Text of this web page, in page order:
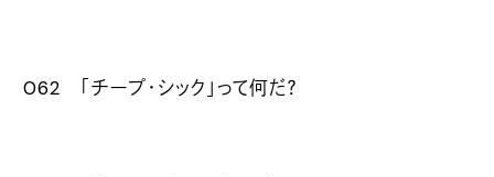
062 「チープ・シック」って何だ？